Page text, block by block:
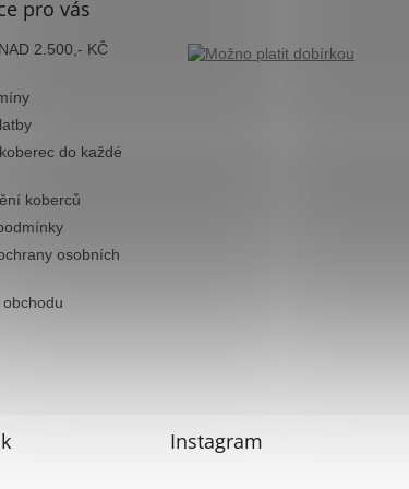
pro vás
2.500,- KČ
do každé
koberců
osobních
Instagram